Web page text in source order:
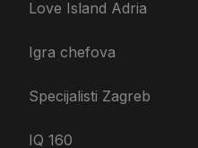
Love Island Adria
Igra chefova
Specijalisti Zagreb
IQ 160